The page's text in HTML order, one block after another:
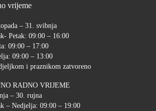
vrijeme
– 31. svibnja
Petak: 09:00 – 16:00
09:00 – 17:00
09:00 – 13:00
i praznikom zatvoreno
RADNO VRIJEME
– 30. rujna
– Nedjelja: 09:00 – 19:00